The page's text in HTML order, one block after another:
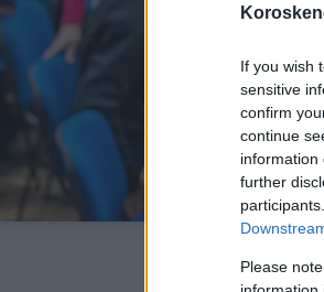
If you wish
sensitive
confirm
continue
information
further
Please